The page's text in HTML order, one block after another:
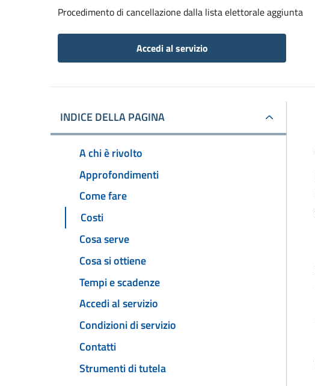
Procedimento di cancellazione dalla lista elettorale aggiunta
Accedi al servizio
INDICE DELLA PAGINA
A chi è rivolto
Approfondimenti
Come fare
Costi
Cosa serve
Cosa si ottiene
Tempi e scadenze
Accedi al servizio
Condizioni di servizio
Contatti
Strumenti di tutela